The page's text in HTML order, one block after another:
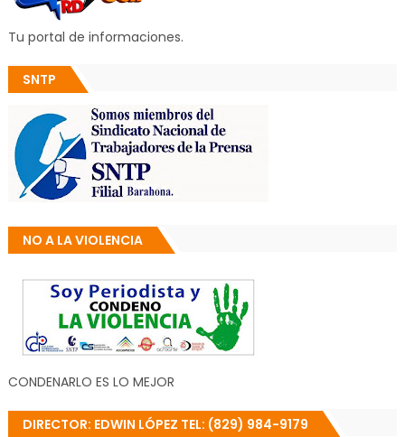
Tu portal de informaciones.
SNTP
NO A LA VIOLENCIA
CONDENARLO ES LO MEJOR
DIRECTOR: EDWIN LÓPEZ TEL: (829) 984-9179